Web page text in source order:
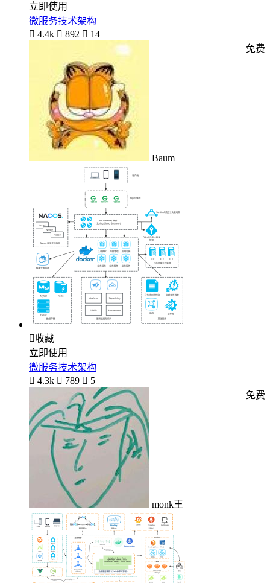
立即使用
微服务技术架构
 4.4k  892  14
Baum
免费
收藏
立即使用
微服务技术架构
 4.3k  789  5
monk王
免费